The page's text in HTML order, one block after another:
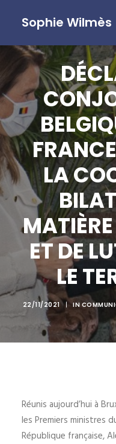
Sophie Wilmès
LA
ET DE
LE
22/11/2021 | IN
Réunis aujourd’hui à
les Premiers ministres
République française,